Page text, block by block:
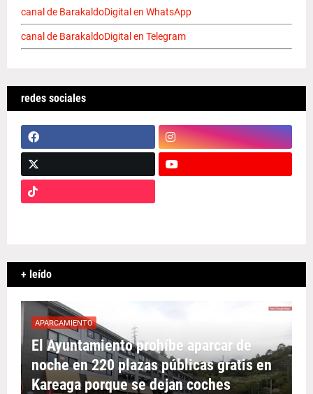
canal de BarakaldoDigital en WhatsApp
canal de BarakaldoDigital en Telegram
redes sociales
+ leído
APARCAMIENTO
El Ayuntamiento prohíbe aparcar de
noche en 220 plazas públicas gratis en
Kareaga porque se dejan coches